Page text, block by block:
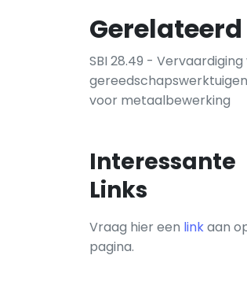
Gerelateerd
SBI 28.49 - Vervaardiging
voor metaalbewerking
Interessante
Links
Vraag hier een linkaan
pagina.